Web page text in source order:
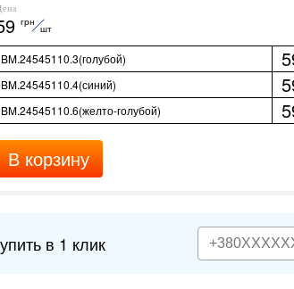
грн
шт
BM.24545110.3(голубой)
BM.24545110.4(синий)
BM.24545110.6(желто-голубой)
В корзину
в 1 клик